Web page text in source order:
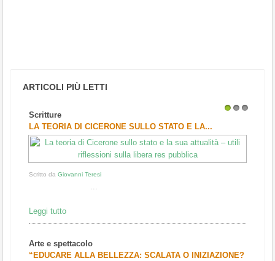
ARTICOLI PIÙ LETTI
Scritture
LA TEORIA DI CICERONE SULLO STATO E LA...
Scritto da Giovanni Teresi
Leggi tutto
Arte e spettacolo
“EDUCARE ALLA BELLEZZA: SCALATA O INIZIAZIONE?